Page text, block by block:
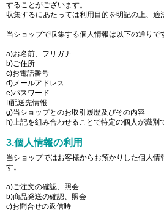
することがございます。
収集するにあたっては利用目的を明記の上、適
当ショップで収集する個人情報は以下の通りで
a)お名前、フリガナ
b)ご住所
c)お電話番号
d)メールアドレス
e)パスワード
f)配送先情報
g)当ショップとのお取引履歴及びその内容
h)上記を組み合わせることで特定の個人が識別
3.個人情報の利用
当ショップではお客様からお預かりした個人
す。
a)ご注文の確認、照会
b)商品発送の確認、照会
c)お問合せの返信時